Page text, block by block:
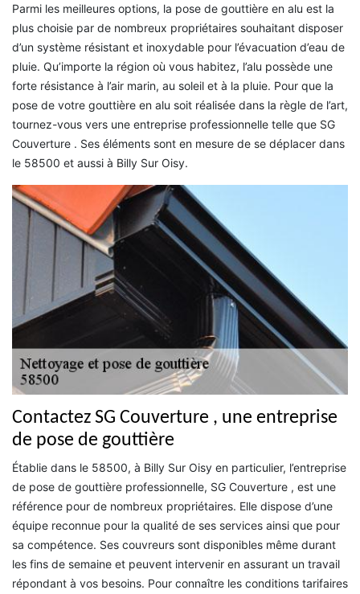
Parmi les meilleures options, la pose de gouttière en alu est la
plus choisie par de nombreux propriétaires souhaitant disposer
d’un système résistant et inoxydable pour l’évacuation d’eau de
pluie. Qu’importe la région où vous habitez, l’alu possède une
forte résistance à l’air marin, au soleil et à la pluie. Pour que la
pose de votre gouttière en alu soit réalisée dans la règle de l’art,
tournez-vous vers une entreprise professionnelle telle que SG
Couverture . Ses éléments sont en mesure de se déplacer dans
le 58500 et aussi à Billy Sur Oisy.
Contactez SG Couverture , une entreprise
de pose de gouttière
Établie dans le 58500, à Billy Sur Oisy en particulier, l’entreprise
de pose de gouttière professionnelle, SG Couverture , est une
référence pour de nombreux propriétaires. Elle dispose d’une
équipe reconnue pour la qualité de ses services ainsi que pour
sa compétence. Ses couvreurs sont disponibles même durant
les fins de semaine et peuvent intervenir en assurant un travail
répondant à vos besoins. Pour connaître les conditions tarifaires